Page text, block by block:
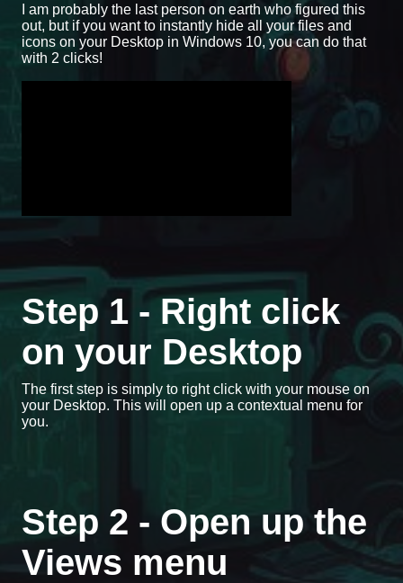
I am probably the last person on earth who figured this
out, but if you want to instantly hide all your files and
icons on your Desktop in Windows 10, you can do that
with 2 clicks!
Step 1 - Right click
on your Desktop
The first step is simply to right click with your mouse on
your Desktop. This will open up a contextual menu for
you.
Step 2 - Open up the
Views menu